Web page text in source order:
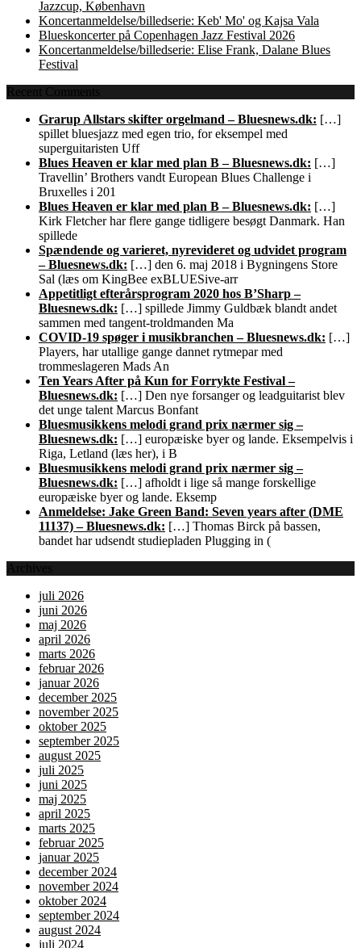
Jazzcup, København
Koncertanmeldelse/billedserie: Keb' Mo' og Kajsa Vala
Blueskoncerter på Copenhagen Jazz Festival 2026
Koncertanmeldelse/billedserie: Elise Frank, Dalane Blues
Festival
Recent Comments
Grarup Allstars skifter orgelmand – Bluesnews.dk: […]
spillet bluesjazz med egen trio, for eksempel med
superguitaristen Uff
Blues Heaven er klar med plan B – Bluesnews.dk: […]
Travellin’ Brothers vandt European Blues Challenge i
Bruxelles i 201
Blues Heaven er klar med plan B – Bluesnews.dk: […]
Kirk Fletcher har flere gange tidligere besøgt Danmark. Han
spillede
Spændende og varieret, nyrevideret og udvidet program
– Bluesnews.dk: […] den 6. maj 2018 i Bygningens Store
Sal (læs om KingBee exBLUESive-arr
Appetitligt efterårsprogram 2020 hos B’Sharp –
Bluesnews.dk: […] spillede Jimmy Guldbæk blandt andet
sammen med tangent-troldmanden Ma
COVID-19 spøger i musikbranchen – Bluesnews.dk: […]
Players, har utallige gange dannet rytmepar med
trommeslageren Mads An
Ten Years After på Kun for Forrykte Festival –
Bluesnews.dk: […] Den nye forsanger og leadguitarist blev
det unge talent Marcus Bonfant
Bluesmusikkens melodi grand prix nærmer sig –
Bluesnews.dk: […] europæiske byer og lande. Eksempelvis i
Riga, Letland (læs her), i B
Bluesmusikkens melodi grand prix nærmer sig –
Bluesnews.dk: […] afholdt i lige så mange forskellige
europæiske byer og lande. Eksemp
Anmeldelse: Jake Green Band: Seven years after (DME
11137) – Bluesnews.dk: […] Thomas Birck på bassen,
bandet har udsendt studiepladen Plugging in (
Archives
juli 2026
juni 2026
maj 2026
april 2026
marts 2026
februar 2026
januar 2026
december 2025
november 2025
oktober 2025
september 2025
august 2025
juli 2025
juni 2025
maj 2025
april 2025
marts 2025
februar 2025
januar 2025
december 2024
november 2024
oktober 2024
september 2024
august 2024
juli 2024